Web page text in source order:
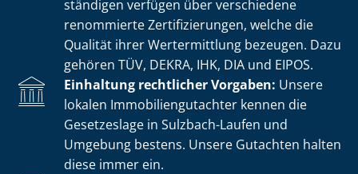
stän­di­gen verfügen über verschiedene
renommierte Zer­ti­fi­zie­run­gen, welche die
Qualität ihrer Wertermittlung bezeugen. Dazu
gehören TÜV, DEKRA, IHK, DIA und EIPOS.
Einhaltung rechtlicher Vorgaben: Unsere
lokalen Im­mo­bi­li­en­gut­ach­ter kennen die
Gesetzeslage in Sulzbach-Laufen und
Umgebung bestens. Unsere Gutachten halten
diese immer ein.